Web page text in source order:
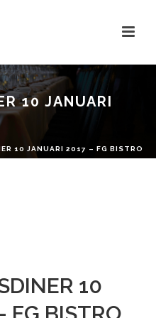
10 JANUARI
10 JANUARI 2017 – FG BISTRO
10